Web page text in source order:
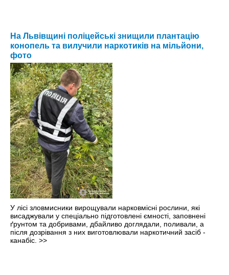
На Львівщині поліцейські знищили плантацію
конопель та вилучили наркотиків на мільйони,
фото
У лісі зловмисники вирощували нарковмісні рослини, які
висаджували у спеціально підготовлені ємності, заповнені
ґрунтом та добривами, дбайливо доглядали, поливали, а
після дозрівання з них виготовлювали наркотичний засіб -
канабіс. >>